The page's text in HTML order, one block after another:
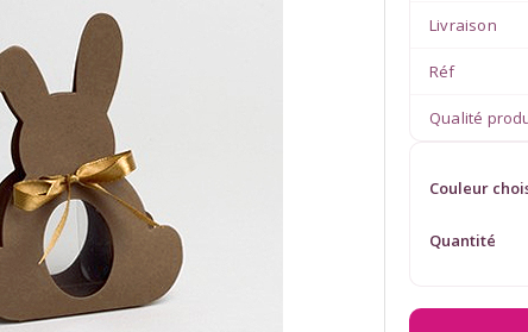
Livraison
Réf
Qualité
Couleur
Quantité